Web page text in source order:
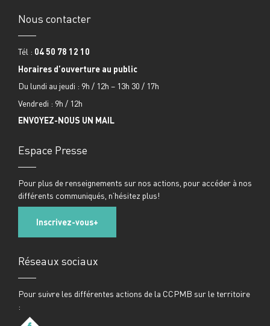
Nous contacter
Tél : 04 50 78 12 10
Horaires d’ouverture au public
Du lundi au jeudi : 9h / 12h – 13h 30 / 17h
Vendredi : 9h / 12h
ENVOYEZ-NOUS UN MAIL
Espace Presse
Pour plus de renseignements sur nos actions, pour accéder à nos
différents communiqués, n’hésitez plus!
Inscrivez-vous
Réseaux sociaux
Pour suivre les différentes actions de la CCPMB sur le territoire
: